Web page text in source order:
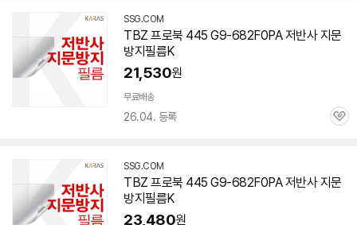
SSG.COM
TBZ 프로북 445 G9-682F0PA 저반사 지문
방지필름K
21,530원
무료배송
26.04. 등록
관
SSG.COM
TBZ 프로북 445 G9-682F0PA 저반사 지문
방지필름K
23,480원